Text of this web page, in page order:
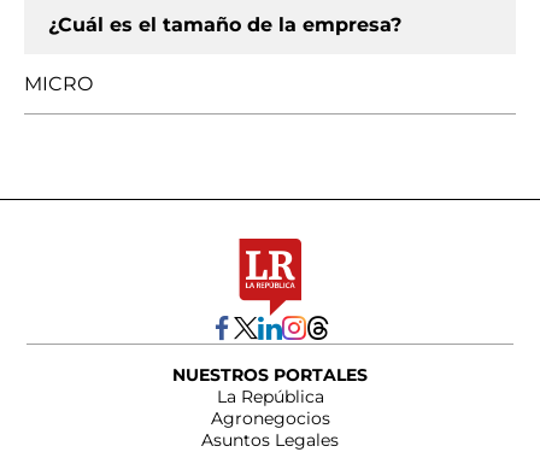
¿Cuál es el tamaño de la empresa?
MICRO
NUESTROS PORTALES
La República
Agronegocios
Asuntos Legales